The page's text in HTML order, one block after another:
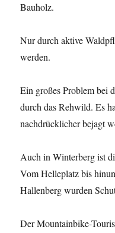
Bauholz.
Nur durch aktive
werden.
Ein großes Problem bei
durch das Rehwild. Es
nachdrücklicher bejagt
Auch in Winterberg ist
Vom Helleplatz bis
Hallenberg wurden
Der Mountainbike-